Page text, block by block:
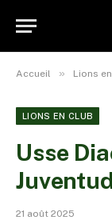
Accueil » Lions
LIONS EN CLUB
Usse
21 août 2025